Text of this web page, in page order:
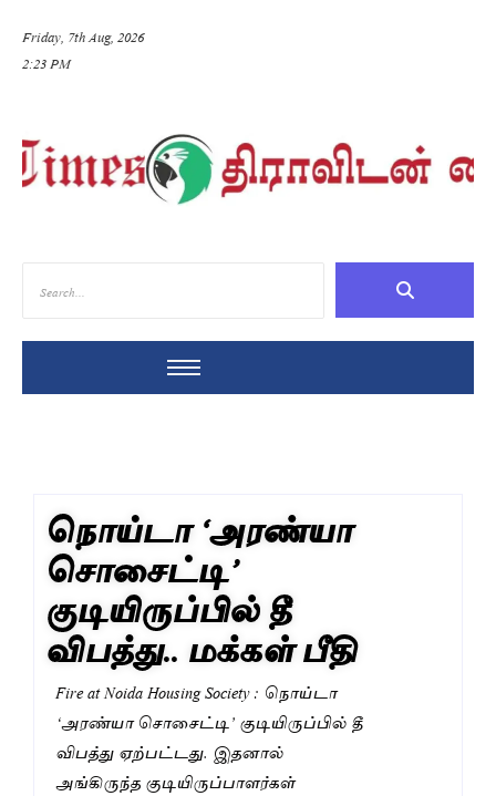
Friday, 7th Aug, 2026
2:23 PM
நொய்டா ‘அரண்யா
சொசைட்டி’
குடியிருப்பில் தீ
விபத்து.. மக்கள் பீதி
Fire at Noida Housing Society : நொய்டா
‘அரண்யா சொசைட்டி’ குடியிருப்பில் தீ
விபத்து ஏற்பட்டது. இதனால்
அங்கிருந்த குடியிருப்பாளர்கள்